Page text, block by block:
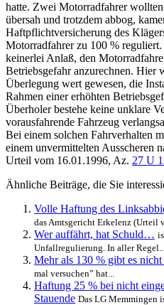
hatte. Zwei Motorradfahrer
übersah und trotzdem abbog,
Haftpflichtversicherung des
Motorradfahrer zu 100 %
keinerlei Anlaß, den
Betriebsgefahr anzurechnen. Hier
Überlegung wert gewesen, die
Rahmen einer erhöhten
Überholer bestehe keine unklare
vorausfahrende Fahrzeug
Bei einem solchen Fahrverhalten
einem unvermittelten Ausscheren
Urteil vom 16.01.1996, Az. 27 U
Ähnliche Beiträge, die Sie
Volle Haftung des
das Amtsgericht Erkelenz (Urteil
Wer auffährt, hat Schuld…
Unfallregulierung. In aller Regel...
Mehr als 130 % gibt es nicht
mal versuchen” hat...
Haftung 25 % bei nicht
Stauende Das LG Memmingen